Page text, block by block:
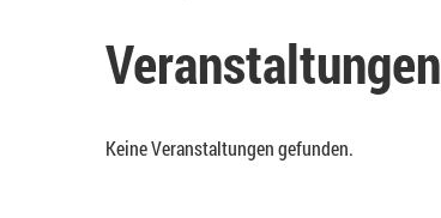
Veranstaltungen
Keine Veranstaltungen gefunden.